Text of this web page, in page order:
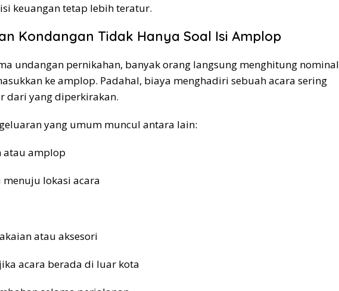
keuangan tetap lebih teratur.
Kondangan Tidak Hanya Soal Isi Amplop
undangan pernikahan, banyak orang langsung menghitung nominal
ke amplop. Padahal, biaya menghadiri sebuah acara sering
dari yang diperkirakan.
yang umum muncul antara lain:
atau amplop
menuju lokasi acara
atau aksesori
acara berada di luar kota